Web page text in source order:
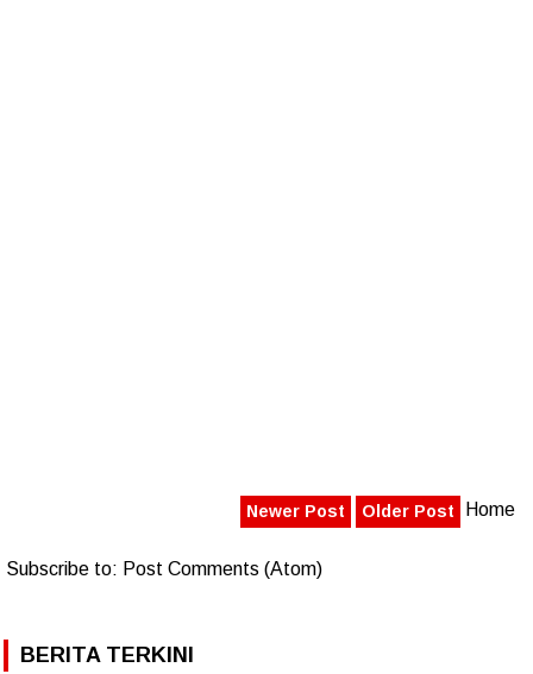
Newer Post Older Post Home
Subscribe to: Post Comments (Atom)
BERITA TERKINI